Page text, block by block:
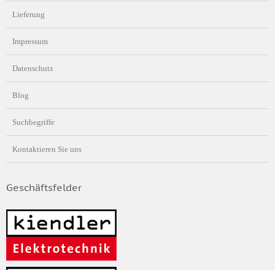
Lieferung
Impressum
Datenschutz
Blog
Suchbegriffe
Kontaktieren Sie uns
Geschäftsfelder